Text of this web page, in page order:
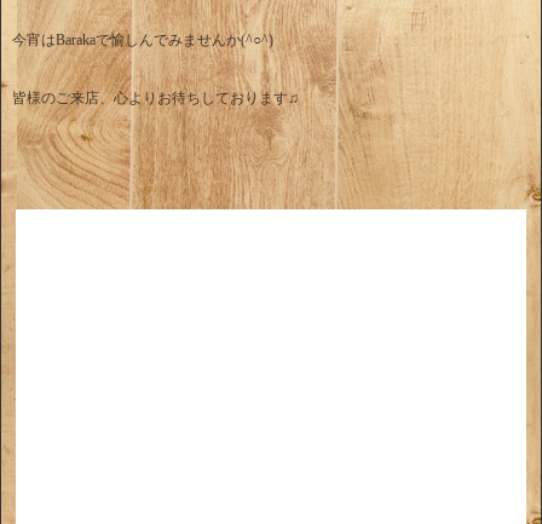
今宵はBarakaで愉しんでみませんか(^○^)
皆様のご来店、心よりお待ちしております♫